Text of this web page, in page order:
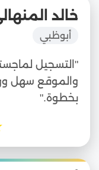
خالد
أبوظبي
"التسجيل
والموقع سهل
بخطوة."